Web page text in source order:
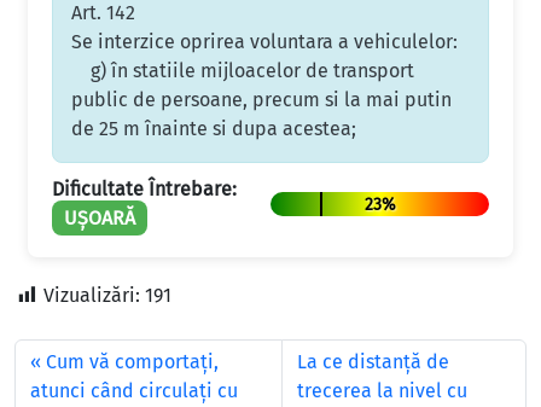
Art. 142
Se interzice oprirea voluntara a vehiculelor:
g) în statiile mijloacelor de transport
public de persoane, precum si la mai putin
de 25 m înainte si dupa acestea;
Dificultate Întrebare:
UȘOARĂ
23%
Vizualizări: 191
Cum vă comportaţi,
atunci când circulaţi cu
La ce distanţă de
trecerea la nivel cu